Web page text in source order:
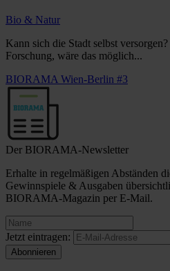
Bio & Natur
Kann sich die Stadt selbst
Forschung, wäre das möglich...
BIORAMA Wien-Berlin #3
Der BIORAMA-Newsletter
Erhalte in regelmäßigen Abständen
Gewinnspiele & Ausgaben
BIORAMA-Magazin per E-Mail.
Jetzt eintragen: